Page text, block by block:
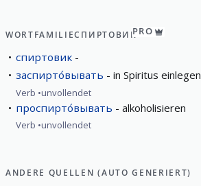
WORTFAMILIEСПИРТОВИКPRO
спиртовик
заспирто́вывать
in Spiritus einlegen
Verb unvollendet
проспирто́вывать alkoholisieren
Verb unvollendet
ANDERE QUELLEN (AUTO GENERIERT)